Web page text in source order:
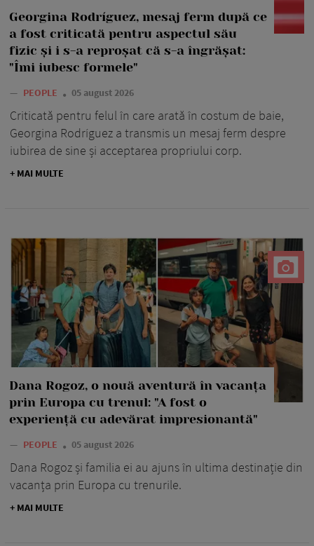
Georgina Rodríguez, mesaj ferm după ce
a fost criticată pentru aspectul său
fizic și i s-a reproșat că s-a îngrășat:
"Îmi iubesc formele"
— PEOPLE 05 august 2026
Criticată pentru felul în care arată în costum de baie,
Georgina Rodríguez a transmis un mesaj ferm despre
iubirea de sine și acceptarea propriului corp.
+ MAI MULTE
Dana Rogoz, o nouă aventură în vacanța
prin Europa cu trenul: "A fost o
experiență cu adevărat impresionantă"
— PEOPLE 05 august 2026
Dana Rogoz și familia ei au ajuns în ultima destinație din
vacanța prin Europa cu trenurile.
+ MAI MULTE